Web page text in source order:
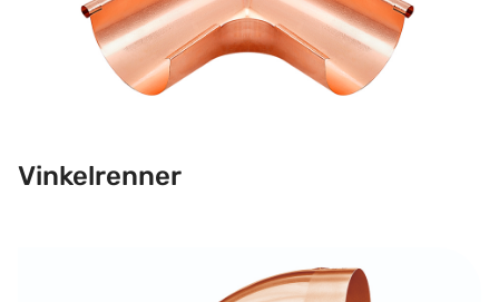
Vinkelrenner